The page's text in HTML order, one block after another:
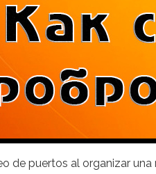
de puertos al organizar una